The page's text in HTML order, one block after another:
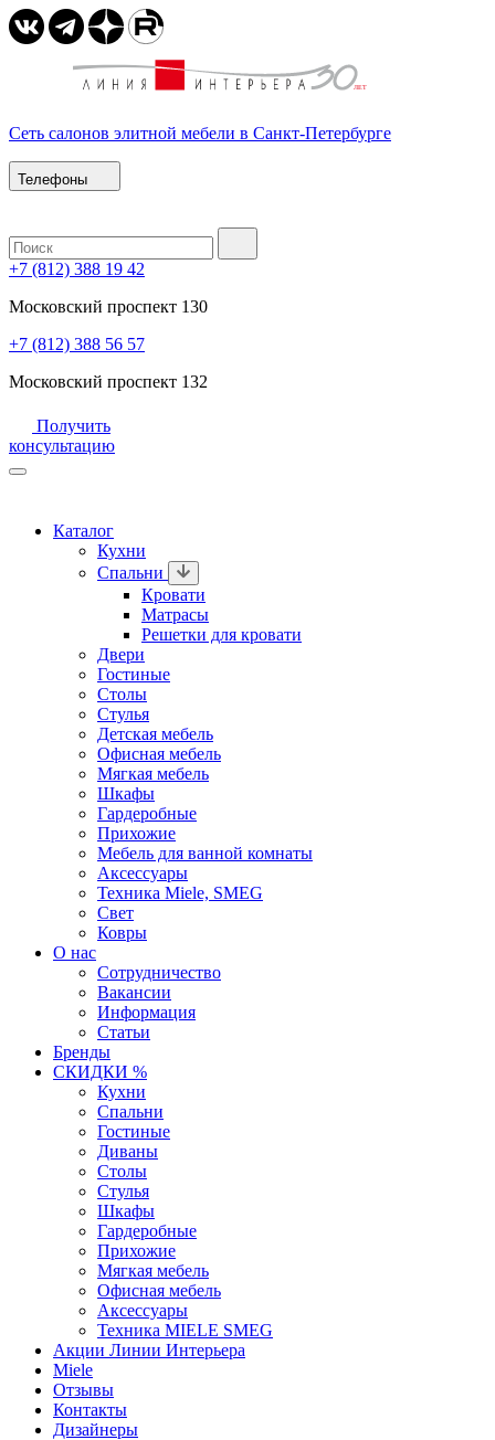
Сеть салонов элитной мебели в Санкт-Петербурге
Телефоны
+7 (812) 388 19 42
Московский проспект 130
+7 (812) 388 56 57
Московский проспект 132
Получить
консультацию
Каталог
Кухни
Спальни
Кровати
Матрасы
Решетки для кровати
Двери
Гостиные
Столы
Стулья
Детская мебель
Офисная мебель
Мягкая мебель
Шкафы
Гардеробные
Прихожие
Мебель для ванной комнаты
Аксессуары
Техника Miele, SMEG
Свет
Ковры
О нас
Сотрудничество
Вакансии
Информация
Статьи
Бренды
СКИДКИ %
Кухни
Спальни
Гостиные
Диваны
Столы
Стулья
Шкафы
Гардеробные
Прихожие
Мягкая мебель
Офисная мебель
Аксессуары
Техника MIELE SMEG
Акции Линии Интерьера
Miele
Отзывы
Контакты
Дизайнеры